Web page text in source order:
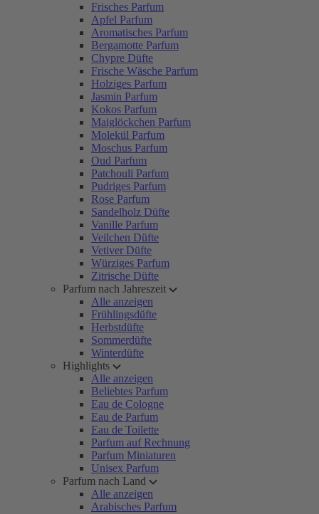
Frisches Parfum
Apfel Parfum
Aromatisches Parfum
Bergamotte Parfum
Chypre Düfte
Frische Wäsche Parfum
Holziges Parfum
Jasmin Parfum
Kokos Parfum
Maiglöckchen Parfum
Molekül Parfum
Moschus Parfum
Oud Parfum
Patchouli Parfum
Pudriges Parfum
Rose Parfum
Sandelholz Düfte
Vanille Parfum
Veilchen Düfte
Vetiver Düfte
Würziges Parfum
Zitrische Düfte
Parfum nach Jahreszeit
Alle anzeigen
Frühlingsdüfte
Herbstdüfte
Sommerdüfte
Winterdüfte
Highlights
Alle anzeigen
Beliebtes Parfum
Eau de Cologne
Eau de Parfum
Eau de Toilette
Parfum auf Rechnung
Parfum Miniaturen
Unisex Parfum
Parfum nach Land
Alle anzeigen
Arabisches Parfum